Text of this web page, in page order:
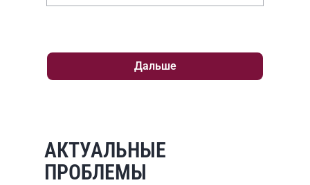
Дальше
АКТУАЛЬНЫЕ
ПРОБЛЕМЫ